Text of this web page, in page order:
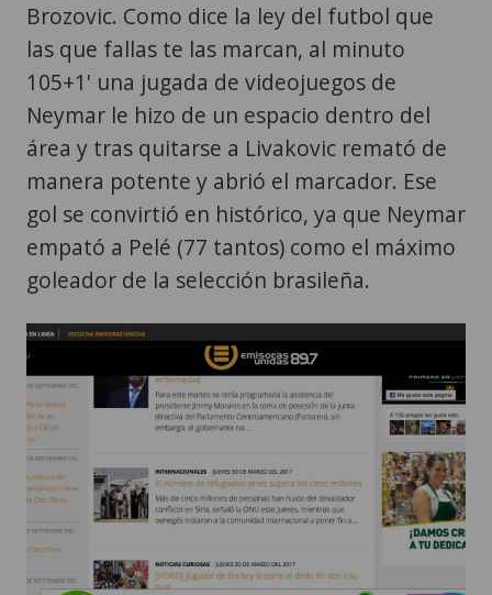
Brozovic. Como dice la ley del futbol que
las que fallas te las marcan, al minuto
105+1' una jugada de videojuegos de
Neymar le hizo de un espacio dentro del
área y tras quitarse a Livakovic remató de
manera potente y abrió el marcador. Ese
gol se convirtió en histórico, ya que Neymar
empató a Pelé (77 tantos) como el máximo
goleador de la selección brasileña.